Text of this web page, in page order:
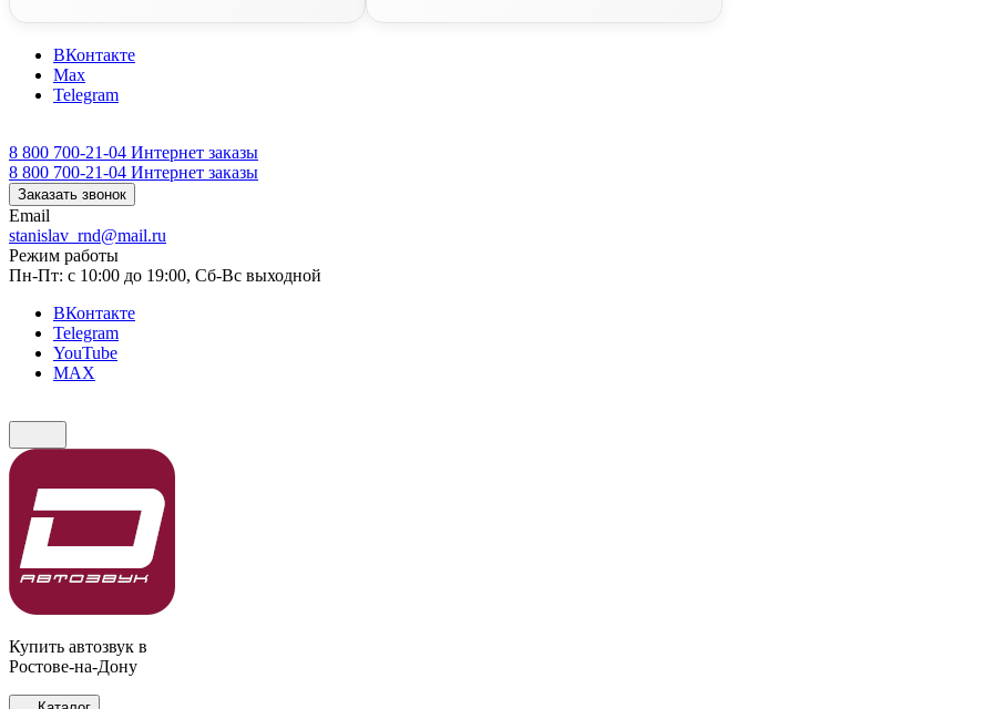
ВКонтакте
Max
Telegram
8 800 700-21-04 Интернет заказы
8 800 700-21-04 Интернет заказы
Заказать звонок
Email
stanislav_rnd@mail.ru
Режим работы
Пн-Пт: с 10:00 до 19:00, Сб-Вс выходной
ВКонтакте
Telegram
YouTube
MAX
Купить автозвук в
Ростове-на-Дону